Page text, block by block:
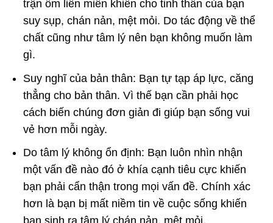
trận ốm liên miên khiến cho tinh thần của bạn
suy sụp, chán nản, mệt mỏi. Do tác động về thể
chất cũng như tâm lý nên bạn không muốn làm
gì.
Suy nghĩ của bản thân: Bạn tự tạp áp lực, căng
thẳng cho bản thân. Vì thế bạn cần phải học
cách biến chúng đơn giản đi giúp bạn sống vui
vẻ hơn mỗi ngày.
Do tâm lý không ổn định: Bạn luôn nhìn nhận
một vấn đề nào đó ở khía cạnh tiêu cực khiến
bạn phải cẩn thận trong mọi vấn đề. Chính xác
hơn là bạn bị mất niềm tin về cuộc sống khiến